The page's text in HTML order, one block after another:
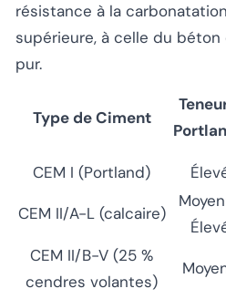
résistance à la
supérieure, à celle du
pur.
Type de Ciment
CEM I (Portland)
CEM II/A-L (calcaire)
CEM II/B-V (25 %
cendres volantes)